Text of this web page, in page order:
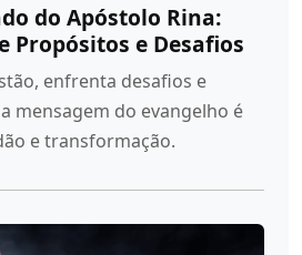
do Apóstolo Rina:
Propósitos e Desafios
enfrenta desafios e
mensagem do evangelho é
e transformação.